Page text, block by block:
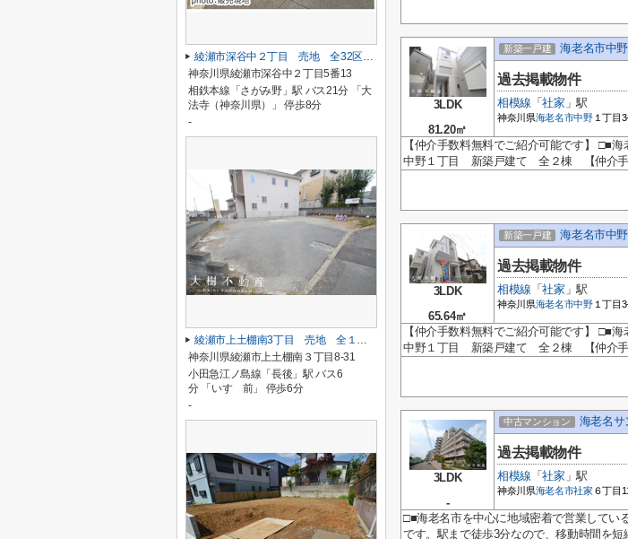
3LDK
81.20㎡
新築一戸建 海老名市中
過去掲載物件
相模線 「社家 」駅
神奈川県海老名市中野１丁目
【仲介手数料無料でご紹介可能です】 □■
中野１丁目 新築戸建て 全２棟 【仲介手
3LDK
65.64㎡
新築一戸建 海老名市中
過去掲載物件
相模線 「社家 」駅
神奈川県海老名市中野１丁目
【仲介手数料無料でご紹介可能です】 □■
中野１丁目 新築戸建て 全２棟 【仲介手
3LDK
-
中古マンション 海老名
過去掲載物件
相模線 「社家 」駅
神奈川県海老名市社家 ６丁目
□■海老名市を中心に地域密着で営業して
です。駅まで徒歩3分なので、移動時間を
綾瀬市深谷中２丁目 売地 全32区画【仲介手数料無料】
神奈川県綾瀬市深谷中２丁目5番13
相鉄本線「さがみ野」駅 バス21分 「大
法寺（神奈川県）」 停歩8分
-
綾瀬市上土棚南3丁目 売地 全１区画【仲介手数料無料】
神奈川県綾瀬市上土棚南３丁目8-31
小田急江ノ島線「長後」駅 バス6
分 「いすゞ前」 停歩6分
-